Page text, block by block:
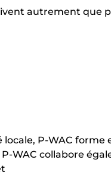
autrement que
P-WAC
WAC collabore